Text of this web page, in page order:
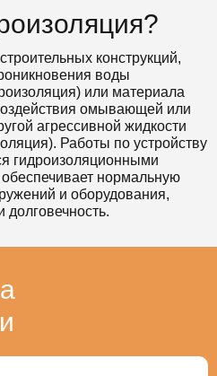
конструкций,
воды
или материала
омывающей или
агрессивной жидкости
Работы по устройству
гидроизоляционными
нормальную
и оборудования,